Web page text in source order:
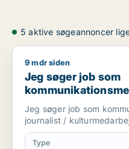
5 aktive søgeannoncer
Jeg søger job som
9 mdr siden
Jeg søger job som
/
Jeg søger job som
journalist /
Type